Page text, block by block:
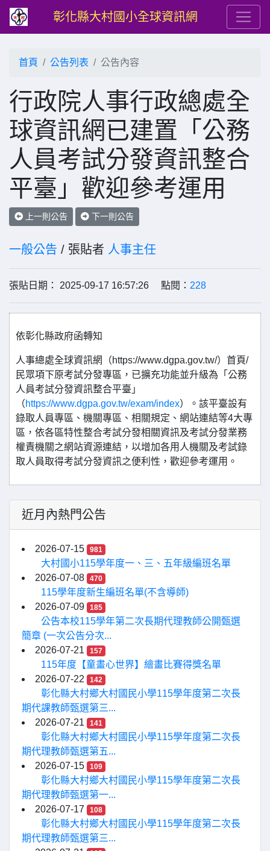
彰化縣大村國小全球資訊網
首頁 公告列表 公告內容
行政院人事行政總處全
球資訊網已建置「公務
人員考試分發資訊整合
平臺」歡迎參考運用
上一則公告 下一則公告
一般公告 / 張貼者 人事主任
張貼日期： 2025-09-17 16:57:26 點閱： 228
依彰化縣政府函轉知
人事總處全球資訊網（https://www.dgpa.gov.tw/）首頁/
民眾項下原考試分發專區，已擴充功能並升級為「公務
人員考試分發資訊整合平臺」
（https://www.dgpa.gov.tw/exam/index）。該平臺設有
錄取人員專區、機關專區、相關規定、網站連結等4大專
區，依各區特性整合考試分發相關資訊及考試分發業務
權責機關之網站資源連結，以增加各用人機關及考試錄
取人員取得考試分發資訊之便利性，歡迎參考運用。
近月內熱門公告
2026-07-15 981
大村國小115學年度一、三、五年級編班名單
2026-07-08
470
115學年度新生編班名單(不含導師)
2026-07-09
185
公告本校115學年第二次長期代理教師公開甄選
簡章 (一次公告分次...
2026-07-21
157
115年度【童畫心世界】繪畫比賽得獎名單
2026-07-22
142
彰化縣大村鄉大村國民小學115學年度第二次長
期代課教師甄選第三...
2026-07-21
141
彰化縣大村鄉大村國民小學115學年度第二次長
期代理教師甄選第五...
2026-07-15
109
彰化縣大村鄉大村國民小學115學年度第二次長
期代理教師甄選第一...
2026-07-17
108
彰化縣大村鄉大村國民小學115學年度第二次長
期代理教師甄選第三...